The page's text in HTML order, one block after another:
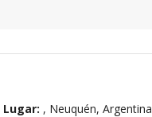
Lugar: , Neuquén, Argentina